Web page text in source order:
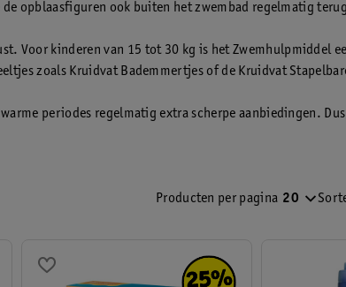
opblaasfiguren ook buiten het zwembad regelmatig
Voor kinderen van 15 tot 30 kg is het Zwemhulpmiddel
zoals Kruidvat Bademmertjes of de Kruidvat
periodes regelmatig extra scherpe aanbiedingen.
Producten per pagina 20